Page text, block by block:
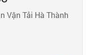
Vận Tải Hà Thành